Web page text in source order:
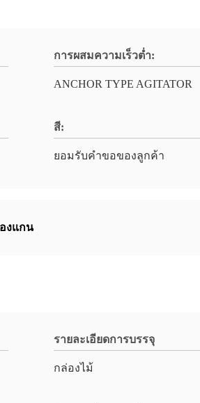
การผสมความเร็วต่ำ:
ANCHOR TYPE AGITATOR
สี:
ยอมรับคำขอของลูกค้า
งแกน
รายละเอียดการบรรจุ
กล่องไม้